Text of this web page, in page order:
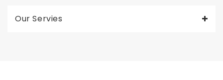
Our Servies